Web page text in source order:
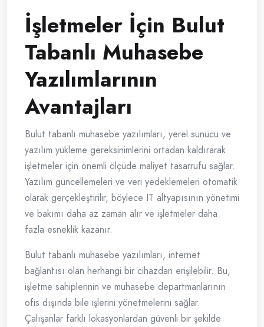
İşletmeler İçin Bulut
Tabanlı Muhasebe
Yazılımlarının
Avantajları
Bulut tabanlı muhasebe yazılımları, yerel sunucu ve
yazılım yükleme gereksinimlerini ortadan kaldırarak
işletmeler için önemli ölçüde maliyet tasarrufu sağlar.
Yazılım güncellemeleri ve veri yedeklemeleri otomatik
olarak gerçekleştirilir, böylece IT altyapısının yönetimi
ve bakımı daha az zaman alır ve işletmeler daha
fazla esneklik kazanır.
Bulut tabanlı muhasebe yazılımları, internet
bağlantısı olan herhangi bir cihazdan erişilebilir. Bu,
işletme sahiplerinin ve muhasebe departmanlarının
ofis dışında bile işlerini yönetmelerini sağlar.
Çalışanlar farklı lokasyonlardan güvenli bir şekilde